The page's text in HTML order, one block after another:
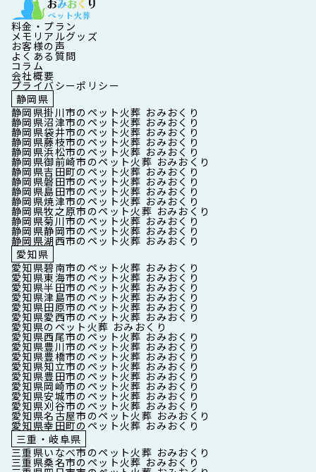
料金・プラン
メモリアルグッズ
お客様の声
よくある質問
コラム
会社概要
プライバシーポリシー
静岡県
静岡県掛川市のペット火葬 おみおくり
静岡県沼津市のペット火葬 おみおくり
静岡県袋井市のペット火葬 おみおくり
静岡県藤枝市のペット火葬 おみおくり
静岡県浜松市のペット火葬 おみおくり
静岡県御前崎市のペット火葬 おみおくり
静岡県吉田町のペット火葬 おみおくり
静岡県磐田市のペット火葬 おみおくり
静岡県島田市のペット火葬 おみおくり
静岡県焼津市のペット火葬 おみおくり
静岡県牧之原市のペット火葬 おみおくり
静岡県菊川市のペット火葬 おみおくり
静岡県静岡市のペット火葬 おみおくり
静岡県湖西市のペット火葬 おみおくり
愛知県
愛知県碧南市のペット火葬 おみおくり
愛知県東海市のペット火葬 おみおくり
愛知県半田市のペット火葬 おみおくり
愛知県津島市のペット火葬 おみおくり
愛知県田原市のペット火葬 おみおくり
愛知県愛西市のペット火葬 おみおくり
愛知県のペット火葬 おみおくり
愛知県西尾市のペット火葬 おみおくり
愛知県豊川市のペット火葬 おみおくり
愛知県豊橋市のペット火葬 おみおくり
愛知県知立市のペット火葬 おみおくり
愛知県豊田市のペット火葬 おみおくり
愛知県岡崎市のペット火葬 おみおくり
愛知県安城市のペット火葬 おみおくり
愛知県刈谷市のペット火葬 おみおくり
愛知県名古屋市のペット火葬 おみおくり
愛知県幸田町のペット火葬 おみおくり
三重・岐阜県
三重県いなべ市のペット火葬 おみおくり
三重県桑名市のペット火葬 おみおくり